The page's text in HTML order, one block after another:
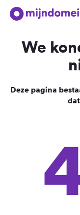
We
Deze pagina